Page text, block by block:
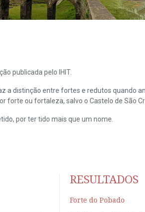
publicada pelo IHIT.
a distinção entre fortes e redutos quando
forte ou fortaleza, salvo o Castelo de São
por ter tido mais que um nome.
RESULTADOS
Forte do Pobado